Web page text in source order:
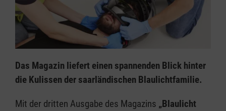
Das Magazin liefert einen spannenden Blick hinter
die Kulissen der saarländischen Blaulichtfamilie.
Mit der dritten Ausgabe des Magazins „Blaulicht